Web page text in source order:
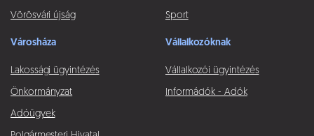
Vörösvári újság Sport
Városháza
Lakossági ügyintézés
Önkormányzat
Adóügyek
Vállalkozóknak
Vállalkozói ügyintézés
Információk - Adók